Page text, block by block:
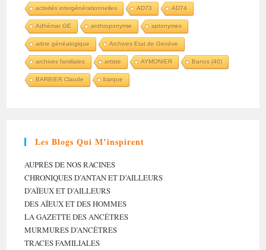
activités intergénérationnelles AD73 AD74
Adhémar GE anthroponymie aptonymes
arbre généalogique Archives Etat de Genève
archives familiales artiste AYMONIER Banos (40)
BARBIER Claude barque
Les Blogs Qui M’inspirent
AUPRÈS DE NOS RACINES
CHRONIQUES D’ANTAN ET D’AILLEURS
D’AÏEUX ET D’AILLEURS
DES AÏEUX ET DES HOMMES
LA GAZETTE DES ANCÊTRES
MURMURES D’ANCÊTRES
TRACES FAMILIALES